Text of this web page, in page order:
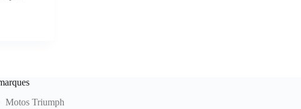
Motos Triumph